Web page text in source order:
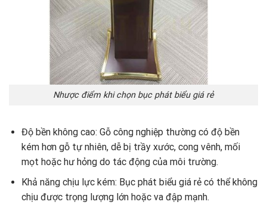
Nhược điểm khi chọn bục phát biểu giá rẻ
Độ bền không cao: Gỗ công nghiệp thường có độ bền
kém hơn gỗ tự nhiên, dễ bị trầy xước, cong vênh, mối
mọt hoặc hư hỏng do tác động của môi trường.
Khả năng chịu lực kém: Bục phát biểu giá rẻ có thể không
chịu được trọng lượng lớn hoặc va đập mạnh.